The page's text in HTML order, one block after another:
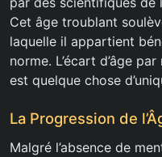
Cet âge troublant
laquelle il appartient
norme. L’écart d’âge
est quelque chose
La Progression de
Malgré l’absence de